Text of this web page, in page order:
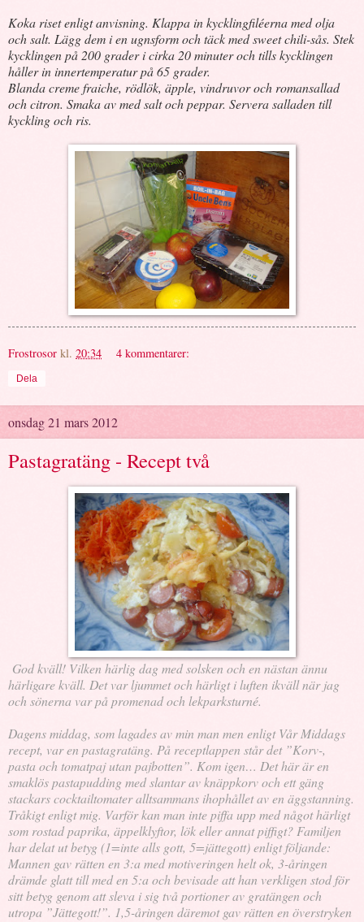
Koka riset enligt anvisning. Klappa in kycklingfiléerna med olja
och salt. Lägg dem i en ugnsform och täck med sweet chili-sås. Stek
kycklingen på 200 grader i cirka 20 minuter och tills kycklingen
håller in innertemperatur på 65 grader.
Blanda creme fraiche, rödlök, äpple, vindruvor och romansallad
och citron. Smaka av med salt och peppar. Servera salladen till
kyckling och ris.
Frostrosor kl. 20:34 4 kommentarer:
Dela
onsdag 21 mars 2012
Pastagratäng - Recept två
God kväll! Vilken härlig dag med solsken och en nästan ännu
härligare kväll. Det var ljummet och härligt i luften ikväll när jag
och sönerna var på promenad och lekparksturné.
Dagens middag, som lagades av min man men enligt Vår Middags
recept, var en pastagratäng. På receptlappen står det ”Korv-,
pasta och tomatpaj utan pajbotten”. Kom igen… Det här är en
smaklös pastapudding med slantar av knäppkorv och ett gäng
stackars cocktailtomater alltsammans ihophållet av en äggstanning.
Tråkigt enligt mig. Varför kan man inte piffa upp med något härligt
som rostad paprika, äppelklyftor, lök eller annat piffigt? Familjen
har delat ut betyg (1=inte alls gott, 5=jättegott) enligt följande:
Mannen gav rätten en 3:a med motiveringen helt ok, 3-åringen
drämde glatt till med en 5:a och bevisade att han verkligen stod för
sitt betyg genom att sleva i sig två portioner av gratängen och
utropa ”Jättegott!”. 1,5-åringen däremot gav rätten en överstryken